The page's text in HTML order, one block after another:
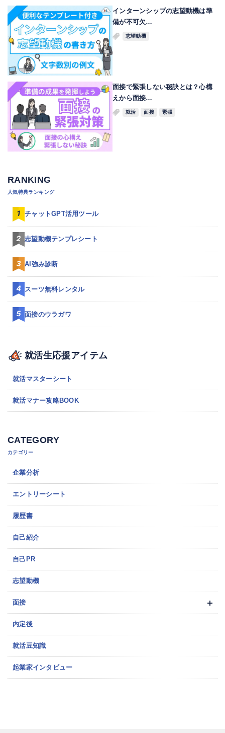
インターンシップの志望動機は準
備が不可欠…
志望動機
面接で緊張しない秘訣とは？心構
えから面接…
就活 面接 緊張
RANKING
人気特典ランキング
チャットGPT活用ツール
志望動機テンプレシート
AI強み診断
スーツ無料レンタル
面接のウラガワ
就活生応援アイテム
就活マスターシート
就活マナー攻略BOOK
CATEGORY
カテゴリー
企業分析
エントリーシート
履歴書
自己紹介
自己PR
志望動機
面接
内定後
就活豆知識
起業家インタビュー